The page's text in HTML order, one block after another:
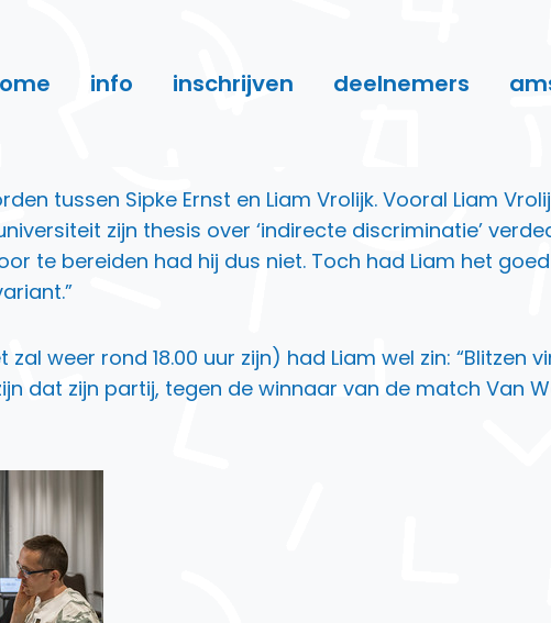
info inschrijven deelnemers
tussen Sipke Ernst en Liam Vrolijk. Vooral Liam
zijn thesis over ‘indirecte discriminatie’
te bereiden had hij dus niet. Toch had Liam het
weer rond 18.00 uur zijn) had Liam wel zin: “Blitzen
dat zijn partij, tegen de winnaar van de match Van